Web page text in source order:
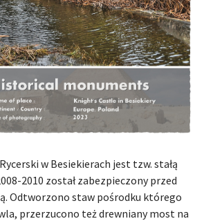
w Besiekierach jest tzw. stałą
2010 został zabezpieczony przed
Odtworzono staw pośrodku którego
przerzucono też drewniany most na